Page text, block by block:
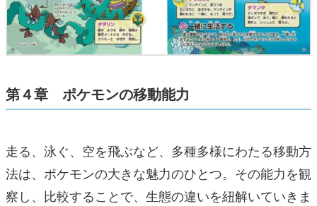
第４章 ポケモンの移動能力
走る、泳ぐ、空を飛ぶなど、多種多様にわたる移動方
法は、ポケモンの大きな魅力のひとつ。その能力を観
察し、比較することで、生態の違いを紐解いていきま